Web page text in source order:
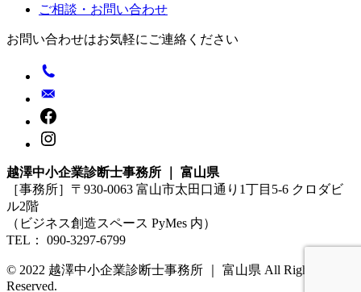
ご相談・お問い合わせ
お問い合わせはお気軽にご連絡ください
越澤中小企業診断士事務所 ｜ 富山県
［事務所］〒930-0063 富山市太田口通り1丁目5-6 クロダビ
ル2階
（ビジネス創造スペース PyMes 内）
TEL： 090-3297-6799
© 2022 越澤中小企業診断士事務所 ｜ 富山県 All Rights
Reserved.